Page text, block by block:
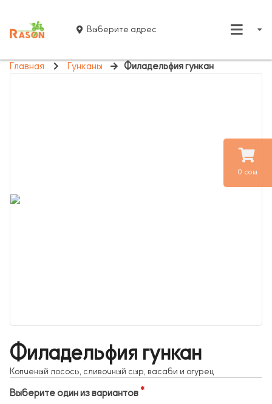
0 сом.
Выберите адрес
Главная Гунканы Филадельфия гункан
Филадельфия гункан
Копченый лосось, сливочный сыр, васаби и огурец
Выберите один из вариантов